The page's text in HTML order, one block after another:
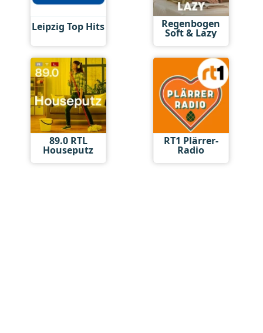
Leipzig Top Hits Regenbogen
Soft & Lazy
89.0 RTL
Houseputz
RT1 Plärrer-
Radio